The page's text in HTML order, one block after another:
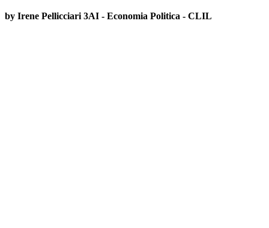
by Irene Pellicciari 3AI - Economia Politica - CLIL